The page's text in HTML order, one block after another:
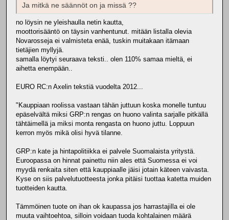
Ja mitkä ne säännöt on ja missä ??
no löysin ne yleishaulla netin kautta,
moottorisääntö on täysin vanhentunut. mitään listalla olevia
Novarosseja ei valmisteta enää, tuskin muitakaan itämaan
tietäjien myllyjä.
samalla löytyi seuraava teksti.. olen 110% samaa mieltä, ei
aihetta enempään..
EURO RC:n Axelin tekstiä vuodelta 2012...
"Kauppiaan roolissa vastaan tähän juttuun koska monelle tuntuu
epäselvältä miksi GRP:n rengas on huono valinta sarjalle pitkällä
tähtäimellä ja miksi monta rengasta on huono juttu. Loppuun
kerron myös mikä olisi hyvä tilanne.
GRP:n kate ja hintapolitiikka ei palvele Suomalaista yritystä.
Euroopassa on hinnat painettu niin ales että Suomessa ei voi
myydä renkaita siten että kauppiaalle jäisi jotain käteen vaivasta.
Kyse on siis palvelutuotteesta jonka pitäisi tuottaa katetta muiden
tuotteiden kautta.
Tämmöinen tuote on ihan ok kaupassa jos harrastajilla ei ole
muuta vaihtoehtoa, silloin voidaan tuoda kohtalainen määrä